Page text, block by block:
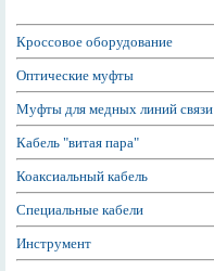
Кроссовое оборудование
Оптические муфты
Муфты для медных линий связи
Кабель "витая пара"
Коаксиальный кабель
Специальные кабели
Инструмент